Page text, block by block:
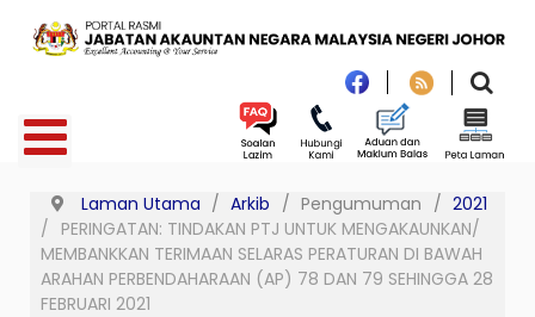
Laman Utama Arkib Pengumuman
2021
PERINGATAN: TINDAKAN PTJ UNTUK MENGAKAUNKAN/
MEMBANKKAN TERIMAAN SELARAS PERATURAN DI BAWAH
ARAHAN PERBENDAHARAAN (AP) 78 DAN 79 SEHINGGA 28
FEBRUARI 2021